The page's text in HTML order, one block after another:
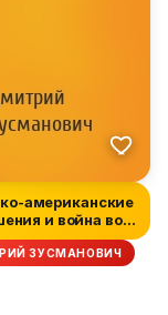
американские
и война во
Вьетнам...
ЗУСМАНОВИЧ